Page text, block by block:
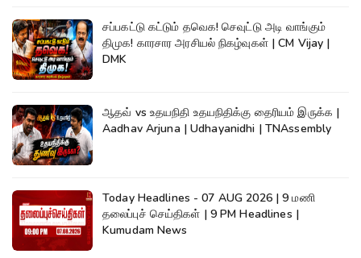
சப்பகட்டு கட்டும் தவெக! செவுட்டு அடி வாங்கும்
திமுக! காரசார அரசியல் நிகழ்வுகள் | CM Vijay |
DMK
ஆதவ் vs உதயநிதி உதயநிதிக்கு தைரியம் இருக்க |
Aadhav Arjuna | Udhayanidhi | TNAssembly
Today Headlines - 07 AUG 2026 | 9 மணி
தலைப்புச் செய்திகள் | 9 PM Headlines |
Kumudam News